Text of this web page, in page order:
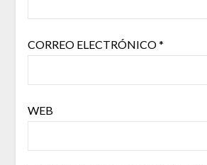
CORREO ELECTRÓNICO*
WEB